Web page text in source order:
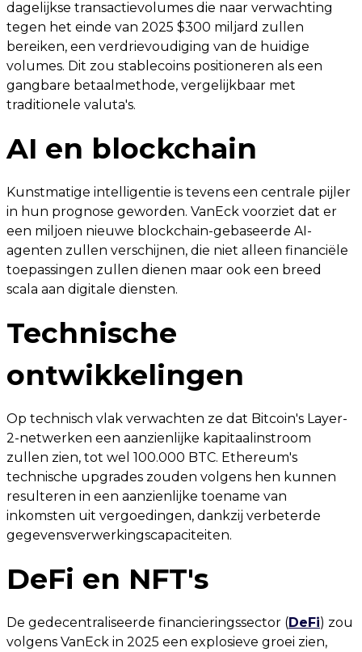
dagelijkse transactievolumes die naar verwachting
tegen het einde van 2025 $300 miljard zullen
bereiken, een verdrievoudiging van de huidige
volumes. Dit zou stablecoins positioneren als een
gangbare betaalmethode, vergelijkbaar met
traditionele valuta's.
AI en blockchain
Kunstmatige intelligentie is tevens een centrale pijler
in hun prognose geworden. VanEck voorziet dat er
een miljoen nieuwe blockchain-gebaseerde AI-
agenten zullen verschijnen, die niet alleen financiële
toepassingen zullen dienen maar ook een breed
scala aan digitale diensten.
Technische
ontwikkelingen
Op technisch vlak verwachten ze dat Bitcoin's Layer-
2-netwerken een aanzienlijke kapitaalinstroom
zullen zien, tot wel 100.000 BTC. Ethereum's
technische upgrades zouden volgens hen kunnen
resulteren in een aanzienlijke toename van
inkomsten uit vergoedingen, dankzij verbeterde
gegevensverwerkingscapaciteiten.
DeFi en NFT's
De gedecentraliseerde financieringssector (DeFi) zou
volgens VanEck in 2025 een explosieve groei zien,